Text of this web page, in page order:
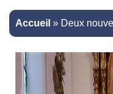
Accueil » Deux